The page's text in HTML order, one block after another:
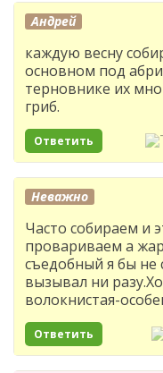
Андрей
каждую весну
основном под
терновнике их
гриб.
Ответить
Неважно
Часто собираем и
провариваем а
съедобный я бы не
вызывал ни
волокнистая-
Ответить